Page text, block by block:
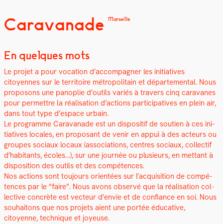
Caravanade Marseille
En quelques mots
Le pro­jet a pour voca­tion d’accompagner les ini­tia­tives
citoyennes sur le ter­ri­toire mét­ro­pol­i­tain et départe­men­tal. Nous
pro­posons une panoplie d’outils var­iés à tra­vers cinq car­a­vanes
pour per­me­t­tre la réal­i­sa­tion d’actions par­tic­i­pa­tives en plein air,
dans tout type d’espace urbain.
Le pro­gramme Car­a­vanade est un dis­posi­tif de sou­tien à ces ini­
tia­tives locales, en pro­posant de venir en appui à des acteurs ou
groupes soci­aux locaux (asso­ci­a­tions, cen­tres soci­aux, col­lec­tif
d’habitants, écoles…), sur une journée ou plusieurs, en met­tant à
dis­po­si­tion des out­ils et des com­pé­tences.
Nos actions sont tou­jours ori­en­tées sur l’acquisition de com­pé­
tences par le “faire”. Nous avons observé que la réal­i­sa­tion col­
lec­tive con­crète est vecteur d’envie et de con­fi­ance en soi. Nous
souhaitons que nos pro­jets aient une portée éduca­tive,
citoyenne, tech­nique et joyeuse.